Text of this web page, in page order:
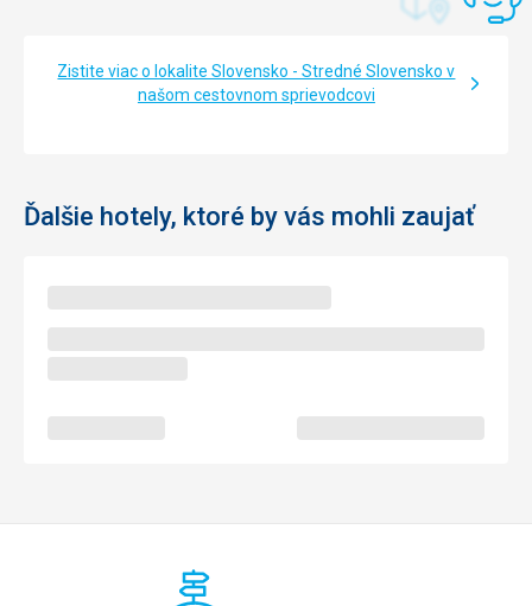
Zistite viac o lokalite Slovensko - Stredné Slovensko v
našom cestovnom sprievodcovi
Ďalšie hotely, ktoré by vás mohli zaujať